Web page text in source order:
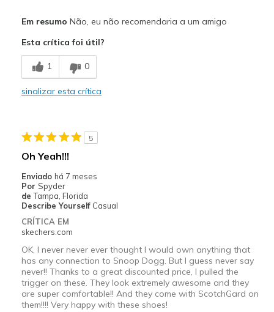
View On Shoes
Shoes are for Wearing
Em resumo Não, eu não recomendaria a um amigo
Esta crítica foi útil?
1 0
sinalizar esta crítica
5
Oh Yeah!!!
Enviado há 7 meses
Por Spyder
de Tampa, Florida
Describe Yourself Casual
CRÍTICA EM
skechers.com
OK, I never never ever thought I would own anything that
has any connection to Snoop Dogg. But I guess never say
never!! Thanks to a great discounted price, I pulled the
trigger on these. They look extremely awesome and they
are super comfortable!! And they come with ScotchGard on
them!!!! Very happy with these shoes!